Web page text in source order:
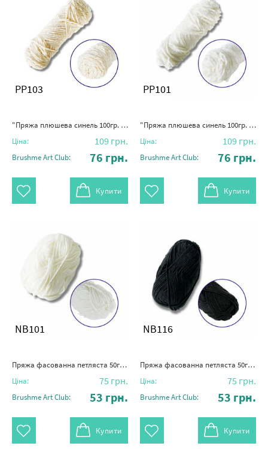
PP103
"Пряжа плюшева синель 100гр. (100% поліестер)" бежевий
Ціна: 109 грн.
Brushme Art Club: 76 грн.
Купити
PP101
"Пряжа плюшева синель 100гр. (100% поліестер)" молочно-біла
Ціна: 109 грн.
Brushme Art Club: 76 грн.
Купити
NB101
Пряжа фасованна петляста 50гр. (80% бавовни+ 20% молочна клітковина) молочно-біла
Ціна: 75 грн.
Brushme Art Club: 53 грн.
Купити
NB116
Пряжа фасованна петляста 50гр. (80% бавовни+ 20% молочна клітковина) чорна
Ціна: 75 грн.
Brushme Art Club: 53 грн.
Купити